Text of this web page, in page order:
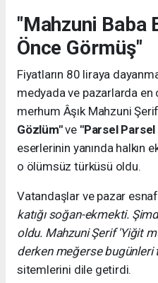
"Mahzuni Baba
Önce Görmüş"
Fiyatların 80 liraya
medyada ve pazarlarda en
merhum Âşık Mahzuni
Gözlüm"ve "Parsel
eserlerinin yanında halkın
o ölümsüz türküsü oldu.
Vatandaşlar ve pazar
katığı soğan-ekmekti.
oldu. Mahzuni Şerif 'Yiğit
derken meğerse bugünleri
sitemlerini dile getirdi.